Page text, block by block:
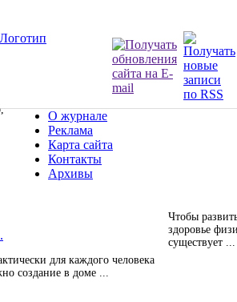
О журнале
Реклама
Карта сайта
Контакты
Архивы
Чтобы
здоровье
существует ...
для каждого человека
создание в доме ...